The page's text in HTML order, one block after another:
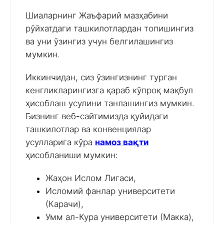
Шиаларнинг Жаъфарий мазҳабини
рўйхатдаги ташкилотлардан топишингиз
ва уни ўзингиз учун белгилашингиз
мумкин.
Иккинчидан, сиз ўзингизнинг турган
кенгликларингизга қараб кўпроқ мақбул
ҳисоблаш усулини танлашингиз мумкин.
Бизнинг веб-сайтимизда қуйидаги
ташкилотлар ва конвенциялар
усулларига кўра намоз вақти
ҳисобланиши мумкин:
Жаҳон Ислом Лигаси,
Исломий фанлар университети
(Карачи),
Умм ал-Кура университети (Макка),